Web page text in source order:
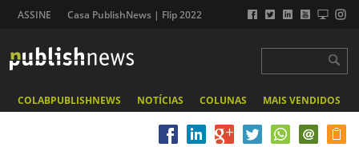
ASSINE Casa PublishNews | Flip 2022
COLABPUBLISHNEWS NOTÍCIAS COLUNAS MAIS VENDIDOS